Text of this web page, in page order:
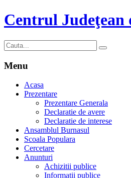
Centrul Judeţean
Menu
Acasa
Prezentare
Prezentare Generala
Declaratie de avere
Declaratie de interese
Ansamblul Burnasul
Scoala Populara
Cercetare
Anunturi
Achizitii publice
Informatii publice